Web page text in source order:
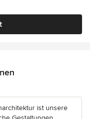
Sternen
ist unsere